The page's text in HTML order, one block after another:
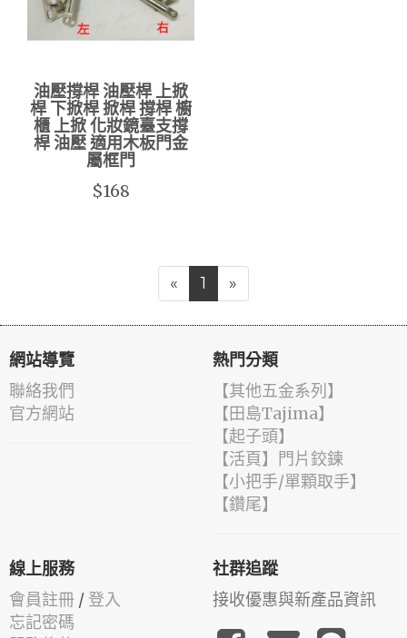
油壓撐桿 油壓桿 上掀
桿 下掀桿 掀桿 撐桿 櫥
櫃 上掀 化妝鏡臺支撐
桿 油壓 適用木板門金
屬框門
$168
« 1 »
網站導覽
聯絡我們
官方網站
熱門分類
【其他五金系列】
【田島Tajima】
【起子頭】
【活頁】門片鉸鍊
【小把手/單顆取手】
【鑽尾】
線上服務
會員註冊 / 登入
忘記密碼
社群追蹤
接收優惠與新產品資訊